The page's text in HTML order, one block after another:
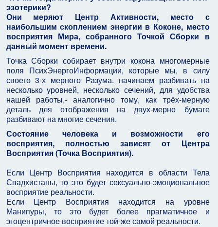
эзотерики?
Они меряют Центр Активности, место с
наибольшим скоплением энергии в Коконе, место
восприятия Мира, собранного Точкой Сборки в
данный момент времени.
Точка Сборки собирает внутри кокона многомерные
поля ПсихЭнергоИнформации, которые мы, в силу
своего 3-х мерного Разума. начинаем разбивать на
несколько уровней, несколько сечений, для удобства
нашей работы,- аналогично тому, как трёх-мерную
деталь для отображения на двух-мерно бумаге
разбивают на многие сечения.
Состояние человека и возможности его
восприятия, полностью зависят от Центра
Восприятия (Точка Восприятия).
Если Центр Восприятия находится в области Тела
Свадхистаны, то это будет сексуально-эмоциональное
восприятие реальности.
Если Центр Восприятия находится на уровне
Манипуры, то это будет более прагматичное и
эгоцентричное восприятие той-же самой реальности.